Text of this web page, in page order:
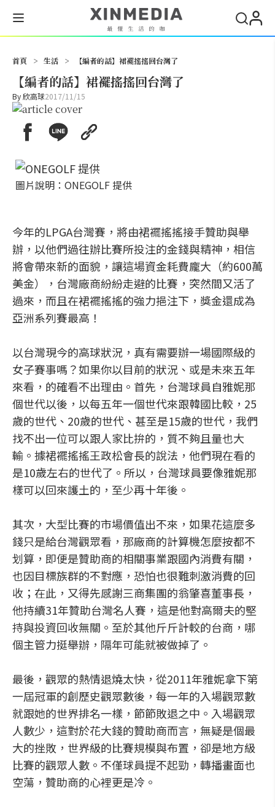
首頁 > 生活 > 【編者的話】裙襬搖搖回台灣了
【編者的話】裙襬搖搖回台灣了
By欣高球2017/11/15
圖片說明：ONEGOLF 提供
今年的LPGA台灣賽，將由裙襬搖搖接手贊助與舉
辦，以他們過往辦比賽所投注的金錢與精神，相信
將會帶來新的面貌，讓這場資金耗費龐大（約600萬
美金），台灣廠商紛紛走避的比賽，突然間又活了
過來，而且在裙襬搖搖的強力挹注下，獎金還成為
亞洲系列賽最高！
以台灣現今的高球狀況，真有需要辦一場國際級的
女子賽事嗎？如果你以目前的狀況、或是未來五年
來看，的確看不出理由。首先，台灣球員自雅妮那
個世代以後，以每五年一個世代來跟韓國比較，25
歲的世代、20歲的世代、甚至是15歲的世代，我們
找不出一位可以跟人家比拚的，質不夠且量也大
輸。據裙襬搖搖王政松會長的說法，他們現在看的
是10歲左右的世代了。所以，台灣球員要像雅妮那
樣可以回來護土的，至少再十年後。
其次，大型比賽的市場價值出不來，如果花這麼多
錢只是給台灣觀眾看，那廠商的計算機怎麼按都不
划算，即便是贊助商的相關事業跟國內消費有關，
也因目標族群的不對應，恐怕也很難刺激消費的回
收；在此，又得先感謝三商集團的翁肇喜董事長，
他持續31年贊助台灣名人賽，這是他對高爾夫的堅
持與投資回收無關。至於其他斤斤計較的台商，哪
個主管力挺舉辦，隔年可能就被做掉了。
最後，觀眾的熱情退燒太快，從2011年雅妮拿下第
一屆冠軍的創歷史觀眾數後，每一年的入場觀眾數
就跟她的世界排名一樣，節節敗退之中。入場觀眾
人數少，這對於花大錢的贊助商而言，無疑是個最
大的挫敗，世界級的比賽規模與布置，卻是地方級
比賽的觀眾人數。不僅球員提不起勁，轉播畫面也
空蕩，贊助商的心裡更是冷。